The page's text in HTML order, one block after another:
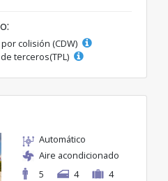
colisión (CDW)
terceros(TPL)
Automático
Aire acondicionado
5
4 4